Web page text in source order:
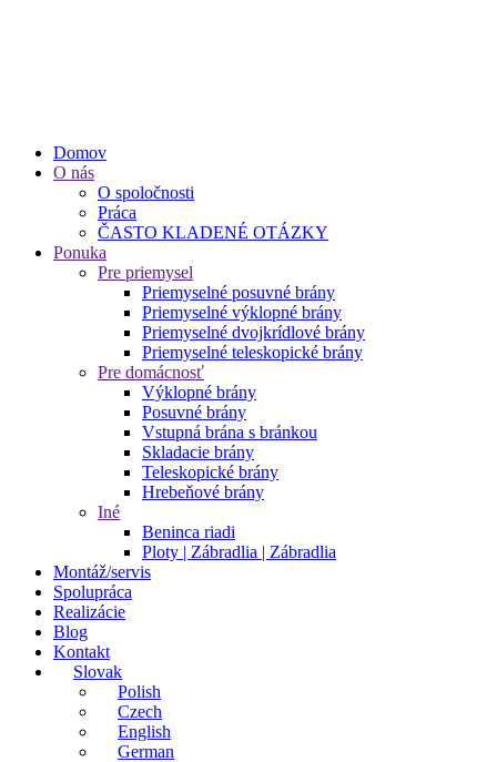
Domov
O nás
O spoločnosti
Práca
ČASTO KLADENÉ OTÁZKY
Ponuka
Pre priemysel
Priemyselné posuvné brány
Priemyselné výklopné brány
Priemyselné dvojkrídlové brány
Priemyselné teleskopické brány
Pre domácnosť
Výklopné brány
Posuvné brány
Vstupná brána s bránkou
Skladacie brány
Teleskopické brány
Hrebeňové brány
Iné
Beninca riadi
Ploty | Zábradlia | Zábradlia
Montáž/servis
Spolupráca
Realizácie
Blog
Kontakt
Slovak
Polish
Czech
English
German